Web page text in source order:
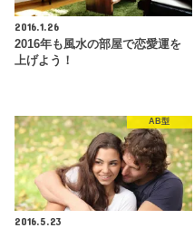
2016.1.26
2016年も風水の部屋で恋愛運を
上げよう！
AB型
2016.5.23